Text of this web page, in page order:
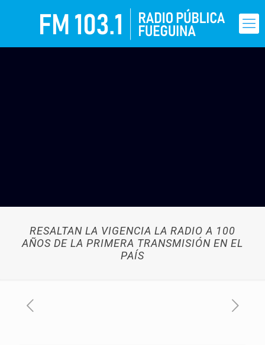
RESALTAN LA VIGENCIA LA RADIO A 100
AÑOS DE LA PRIMERA TRANSMISIÓN EN EL
PAÍS